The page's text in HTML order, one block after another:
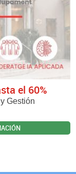
el 60%
Gestión